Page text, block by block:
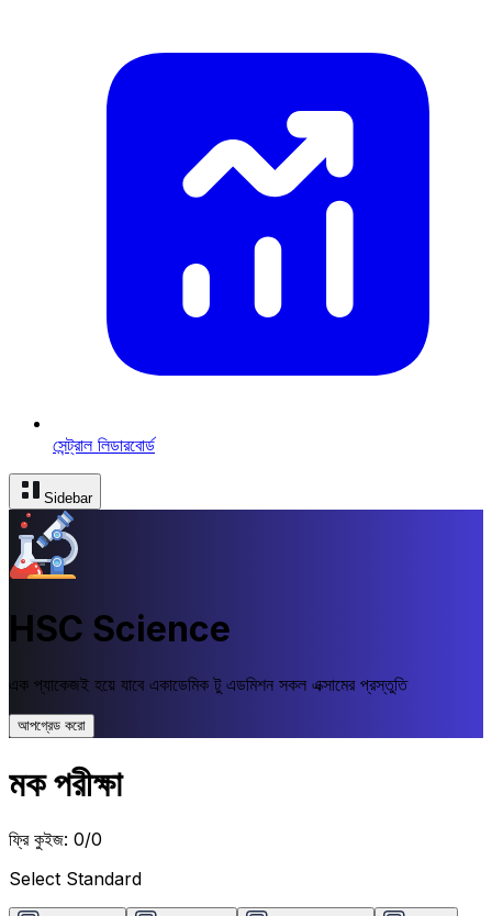
সেন্ট্রাল লিডারবোর্ড
Sidebar
HSC Science
এক প্যাকেজই হয়ে যাবে একাডেমিক টু এডমিশন সকল এক্সামের প্রস্তুতি
আপগ্রেড করো
মক পরীক্ষা
ফ্রি কুইজ: 0/0
Select Standard